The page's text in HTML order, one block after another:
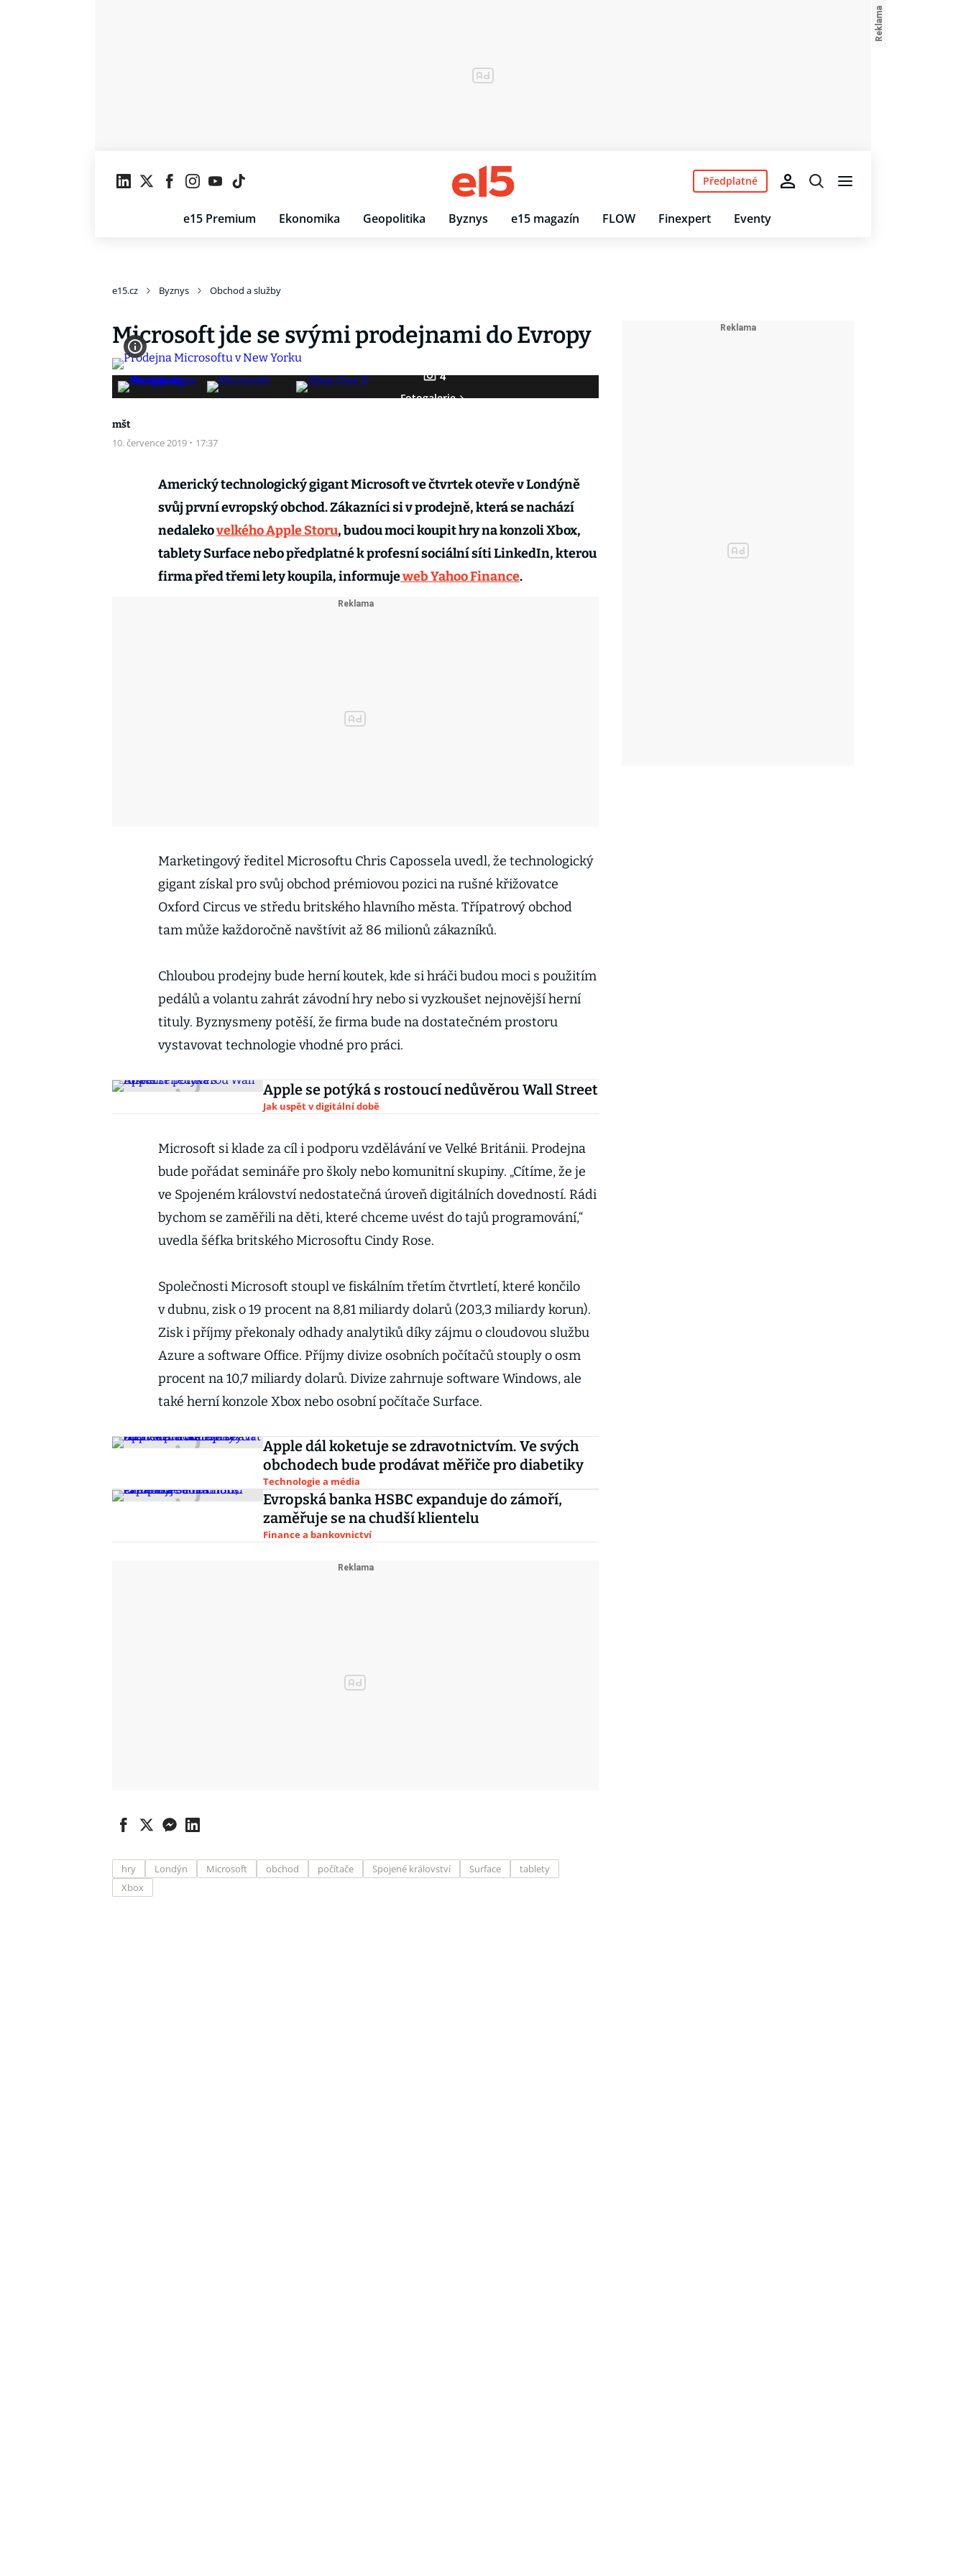
e15 Premium Ekonomika Geopolitika Byznys e15 magazín FLOW Finexpert Eventy
Předplatné
e15.cz Byznys Obchod a služby
Microsoft jde se svými prodejnami do Evropy
4
Fotogalerie
mšt
10. července 2019 · 17:37
Americký technologický gigant Microsoft ve čtvrtek otevře v Londýně
svůj první evropský obchod. Zákazníci si v prodejně, která se nachází
nedalekovelkého Apple Storu, budou moci koupit hry na konzoli Xbox,
tablety Surface nebo předplatné k profesní sociální síti LinkedIn, kterou
firma před třemi lety koupila, informujeweb Yahoo Finance.
Marketingový ředitel Microsoftu Chris Capossela uvedl, že technologický
gigant získal pro svůj obchod prémiovou pozici na rušné křižovatce
Oxford Circus ve středu britského hlavního města. Třípatrový obchod
tam může každoročně navštívit až 86 milionů zákazníků.
Chloubou prodejny bude herní koutek, kde si hráči budou moci s použitím
pedálů a volantu zahrát závodní hry nebo si vyzkoušet nejnovější herní
tituly. Byznysmeny potěší, že firma bude na dostatečném prostoru
vystavovat technologie vhodné pro práci.
Apple se potýká s rostoucí nedůvěrou Wall Street
Jak uspět v digitální době
Microsoft si klade za cíl i podporu vzdělávání ve Velké Británii. Prodejna
bude pořádat semináře pro školy nebo komunitní skupiny. „Cítíme, že je
ve Spojeném království nedostatečná úroveň digitálních dovedností. Rádi
bychom se zaměřili na děti, které chceme uvést do tajů programování,“
uvedla šéfka britského Microsoftu Cindy Rose.
Společnosti Microsoft stoupl ve fiskálním třetím čtvrtletí, které končilo
v dubnu, zisk o 19 procent na 8,81 miliardy dolarů (203,3 miliardy korun).
Zisk i příjmy překonaly odhady analytiků díky zájmu o cloudovou službu
Azure a software Office. Příjmy divize osobních počítačů stouply o osm
procent na 10,7 miliardy dolarů. Divize zahrnuje software Windows, ale
také herní konzole Xbox nebo osobní počítače Surface.
Apple dál koketuje se zdravotnictvím. Ve svých
obchodech bude prodávat měřiče pro diabetiky
Technologie a média
Evropská banka HSBC expanduje do zámoří,
zaměřuje se na chudší klientelu
Finance a bankovnictví
hry Londýn Microsoft obchod počítače Spojené království Surface
tablety
Xbox